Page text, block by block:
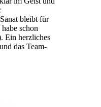
bleibt für
schon
Ein herzliches
das Team-